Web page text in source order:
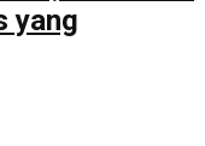
yang